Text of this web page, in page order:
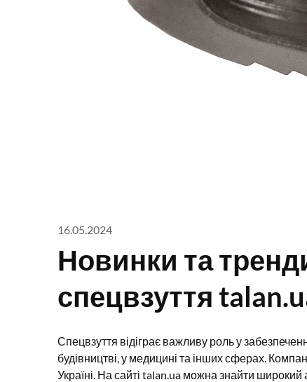
16.05.2024
Новинки та
спецвзуття
Спецвзуття відіграє важливу роль у
будівництві, у медицині та інших сферах.
Україні. На сайті talan.ua можна знайти